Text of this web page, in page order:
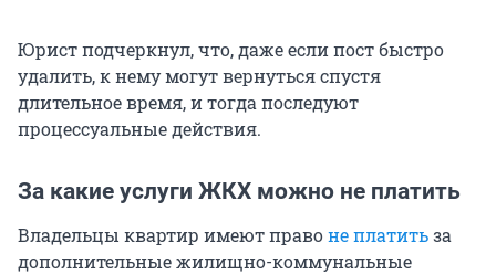
Юрист подчеркнул, что, даже если пост быстро
удалить, к нему могут вернуться спустя
длительное время, и тогда последуют
процессуальные действия.
За какие услуги ЖКХ можно не платить
Владельцы квартир имеют правоне платитьза
дополнительные жилищно-коммунальные